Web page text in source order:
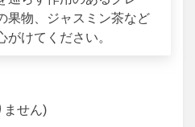
果物、ジャスミン茶など
がけてください。
ません)